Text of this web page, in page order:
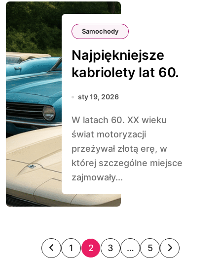
Samochody
Najpiękniejsze
kabriolety lat 60.
sty 19, 2026
W latach 60. XX wieku
świat motoryzacji
przeżywał złotą erę, w
której szczególne miejsce
zajmowały...
S
1 2 3 … 5